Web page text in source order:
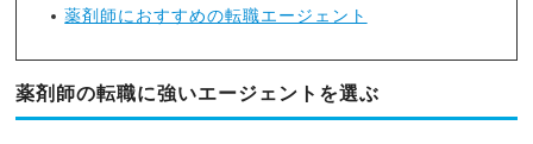
薬剤師におすすめの転職エージェント
薬剤師の転職に強いエージェントを選ぶ